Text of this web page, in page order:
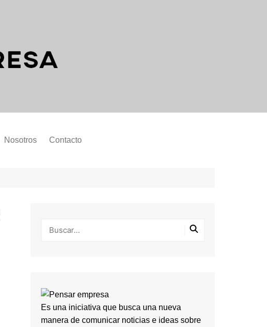
Nosotros Contacto
Es una iniciativa que busca una nueva
manera de comunicar noticias e ideas sobre